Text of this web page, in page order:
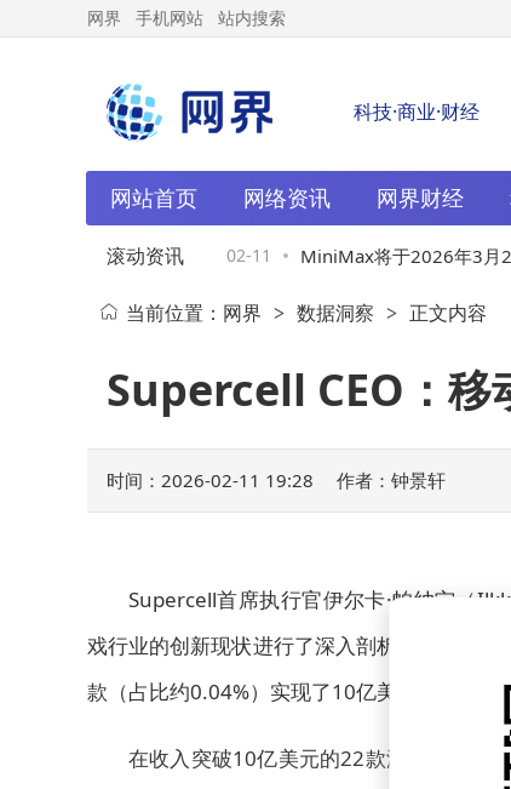
网界 手机网站 站内搜索
科技·商业·财经
网站首页 网络资讯 网界财经
滚动资讯
阿里千问“请客”活动 02-11 MiniMax将于2026年3月2
年业绩
当前位置： 网界 > 数据洞察 > 正文内容
Supercell CEO：移
时间：2026-02-11 19:28 作者：钟景轩
Supercell首席执行官伊尔卡·帕纳宁（
戏行业的创新现状进行了深入剖析。根据其
款（占比约0.04%）实现了10亿美元以上的总
在收入突破10亿美元的22款游戏中，中